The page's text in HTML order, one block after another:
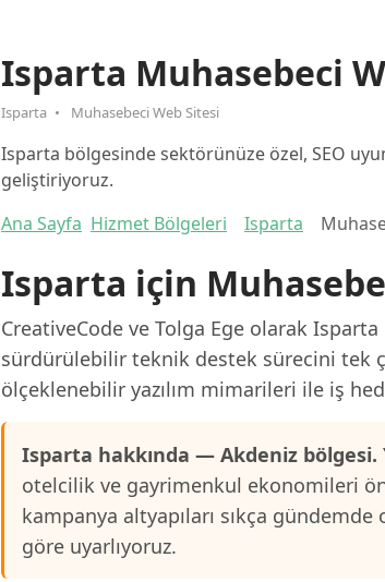
Isparta Muhasebeci
Isparta Muhasebeci Web Sitesi
Isparta bölgesinde sektörünüze özel, SEO
geliştiriyoruz.
Ana Sayfa Hizmet Bölgeleri Isparta
Isparta için
CreativeCode ve Tolga Ege olarak
sürdürülebilir teknik destek sürecini tek
ölçeklenebilir yazılım mimarileri ile iş
Isparta hakkında — Akdeniz bölgesi.
otelcilik ve gayrimenkul ekonomileri
kampanya altyapıları sıkça
göre uyarlıyoruz.